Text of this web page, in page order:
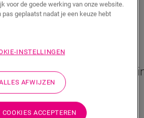
voor de goede werking van onze website.
geplaatst nadat je een keuze hebt
INSTELLINGEN
AFWIJZEN
COOKIES ACCEPTEREN